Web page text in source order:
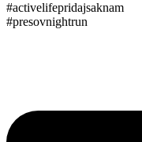
#activelifepridajsaknam
#presovnightrun